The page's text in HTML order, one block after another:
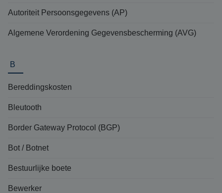
Autoriteit Persoonsgegevens (AP)
Algemene Verordening Gegevensbescherming (AVG)
B
Bereddingskosten
Bleutooth
Border Gateway Protocol (BGP)
Bot / Botnet
Bestuurlijke boete
Bewerker